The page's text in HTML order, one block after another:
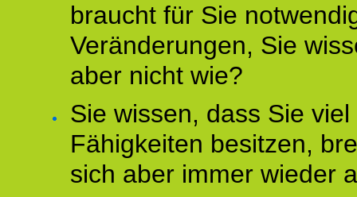
braucht für Sie
Veränderungen, Sie
aber nicht wie?
Sie wissen, dass Sie
Fähigkeiten besitzen,
sich aber immer wieder